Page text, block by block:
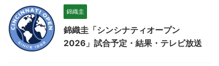
錦織圭
錦織圭「シンシナティオープン
2026」試合予定・結果・テレビ放送